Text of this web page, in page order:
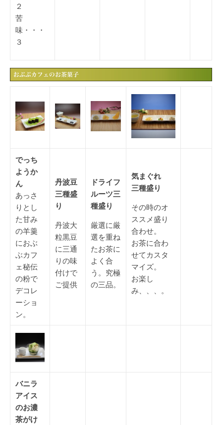
２
苦
味・・・
３
でっち
ようか
ん
あっさ
りとし
た甘み
の羊羹
におぶ
ぶカフ
ェ秘伝
の粉で
デコレ
ーショ
ン。
丹波豆
三種盛
り
丹波大
粒黒豆
に三通
りの味
付けで
ご提供
ドライフ
ルーツ三
種盛り
厳選に厳
選を重ね
たお茶に
よく合
う。究極
の三品。
気まぐれ
三種盛り
その時のオ
ススメ盛り
合わせ。
お茶に合わ
せてカスタ
マイズ。
お楽し
み、、、。
バニラ
アイス
のお濃
茶がけ